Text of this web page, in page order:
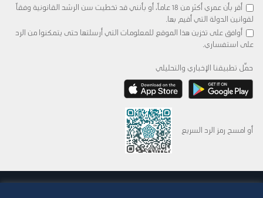
أقر بأن عمري أكثر من 18 عاماً، أو بأنني قد تخطيت سن الرشد القانونية وفقاً
لقوانين الدولة التي أقيم بها.
أوافق على تخزين هذا الموقع للمعلومات التي أرسلتها حتى يتمكنوا من الرد
على استفساري.
حمِّل تطبيقنا الإخباري والتحليلي
أو امسح رمز الرد السريع